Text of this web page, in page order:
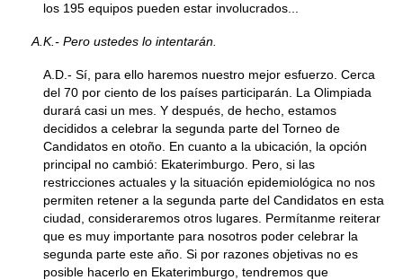
los 195 equipos pueden estar involucrados...
A.K.- Pero ustedes lo intentarán.
A.D.- Sí, para ello haremos nuestro mejor esfuerzo. Cerca
del 70 por ciento de los países participarán. La Olimpiada
durará casi un mes. Y después, de hecho, estamos
decididos a celebrar la segunda parte del Torneo de
Candidatos en otoño. En cuanto a la ubicación, la opción
principal no cambió: Ekaterimburgo. Pero, si las
restricciones actuales y la situación epidemiológica no nos
permiten retener a la segunda parte del Candidatos en esta
ciudad, consideraremos otros lugares. Permítanme reiterar
que es muy importante para nosotros poder celebrar la
segunda parte este año. Si por razones objetivas no es
posible hacerlo en Ekaterimburgo, tendremos que